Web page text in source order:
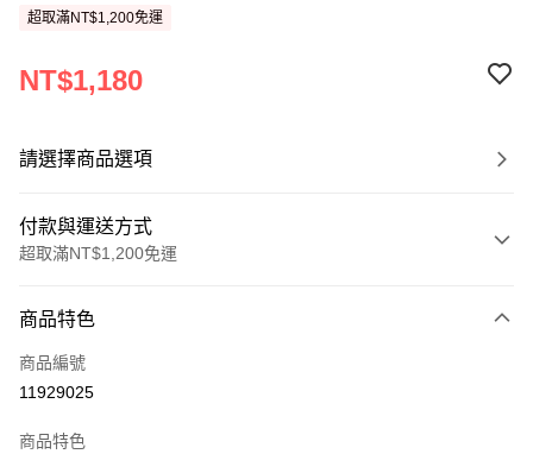
超取滿NT$1,200免運
NT$1,180
請選擇商品選項
付款與運送方式
超取滿NT$1,200免運
信用卡一次付款
超商取貨付款
商品特色
商品編號
11929025
商品特色